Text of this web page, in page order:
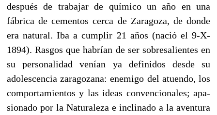
después de trabajar de químico un año en una
fábrica de cementos cerca de Zara­goza, de donde
era natural. Iba a cumplir 21 años (nació el 9-X-
1894). Rasgos que habrían de ser sobresalientes en
su personalidad venían ya definidos desde su
adolescencia zaragozana: enemigo del atuendo, los
comportamientos y las ideas convencionales; apa­
sionado por la Naturaleza e inclinado a la aventura